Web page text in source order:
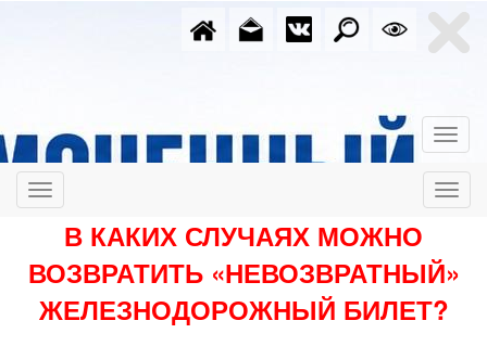
В КАКИХ СЛУЧАЯХ МОЖНО
ВОЗВРАТИТЬ «НЕВОЗВРАТНЫЙ»
ЖЕЛЕЗНОДОРОЖНЫЙ БИЛЕТ?